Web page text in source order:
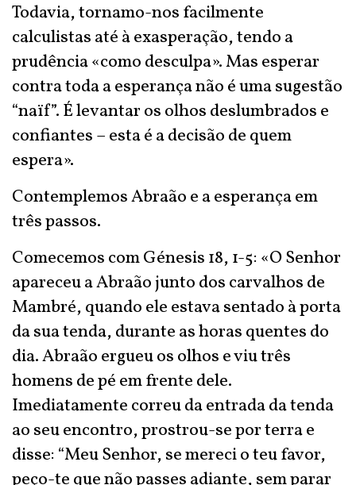
Todavia, tornamo-nos facilmente
calculistas até à exasperação, tendo a
prudência «como desculpa». Mas esperar
contra toda a esperança não é uma sugestão
“naïf”. É levantar os olhos deslumbrados e
confiantes – esta é a decisão de quem
espera».
Contemplemos Abraão e a esperança em
três passos.
Comecemos com Génesis 18, 1-5: «O Senhor
apareceu a Abraão junto dos carvalhos de
Mambré, quando ele estava sentado à porta
da sua tenda, durante as horas quentes do
dia. Abraão ergueu os olhos e viu três
homens de pé em frente dele.
Imediatamente correu da entrada da tenda
ao seu encontro, prostrou-se por terra e
disse: “Meu Senhor, se mereci o teu favor,
peço-te que não passes adiante, sem parar